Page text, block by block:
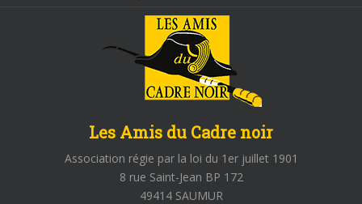
Les Amis du Cadre noir
Association régie par la loi du 1er juillet 1901
8 rue Saint-Jean BP 172
49414 SAUMUR